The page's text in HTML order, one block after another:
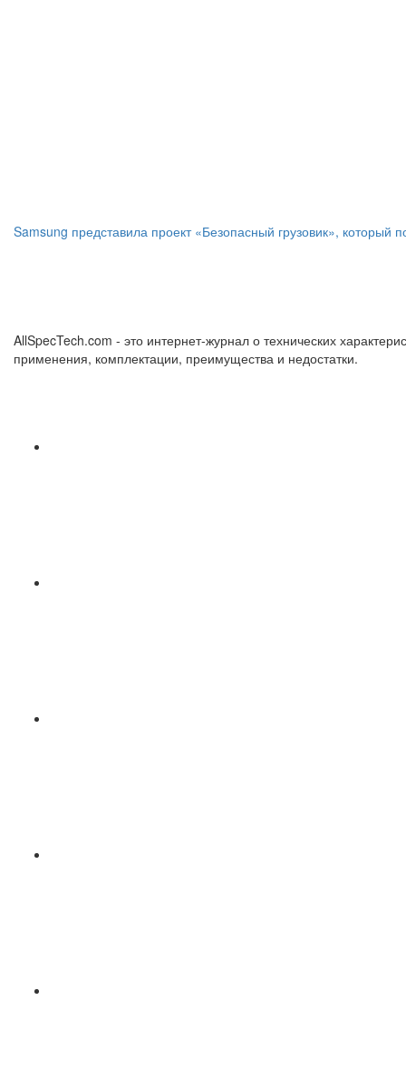
Samsung представила проект «Безопасный грузовик», который
AllSpecTech.com - это интернет-журнал о технических
применения, комплектации, преимущества и недостатки.